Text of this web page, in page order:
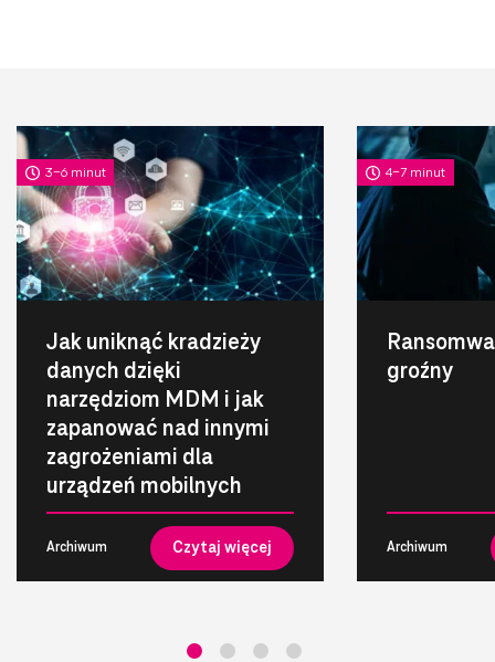
3-6 minut
Jak uniknąć kradzieży
danych dzięki
narzędziom MDM i jak
zapanować nad innymi
zagrożeniami dla
urządzeń mobilnych
Archiwum Czytaj więcej
4-7 minut
groźny
Archiwum